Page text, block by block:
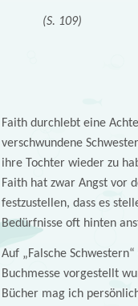
(S. 109)
Faith durchlebt eine
verschwundene
ihre Tochter wieder zu
Faith hat zwar Angst vor
festzustellen, dass es
Bedürfnisse oft hinten
Auf „Falsche
Buchmesse vorgestellt
Bücher mag ich